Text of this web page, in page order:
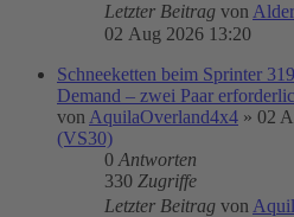
Letzter Beitrag von
02 Aug 2026 13:20
Schneeketten beim Sprinter
Demand – zwei Paar
von AquilaOverland4x4 » 02
(VS30)
0 Antworten
330 Zugriffe
Letzter Beitrag von